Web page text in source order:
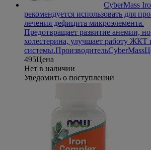
CyberMass
рекомендуется использовать для
лечения дефицита микроэлемента.
Предотвращает развитие анемии,
холестерина, улучшает работу
системы.ПроизводительCyberMass
495Цена
Нет в наличии
Уведомить о поступлении